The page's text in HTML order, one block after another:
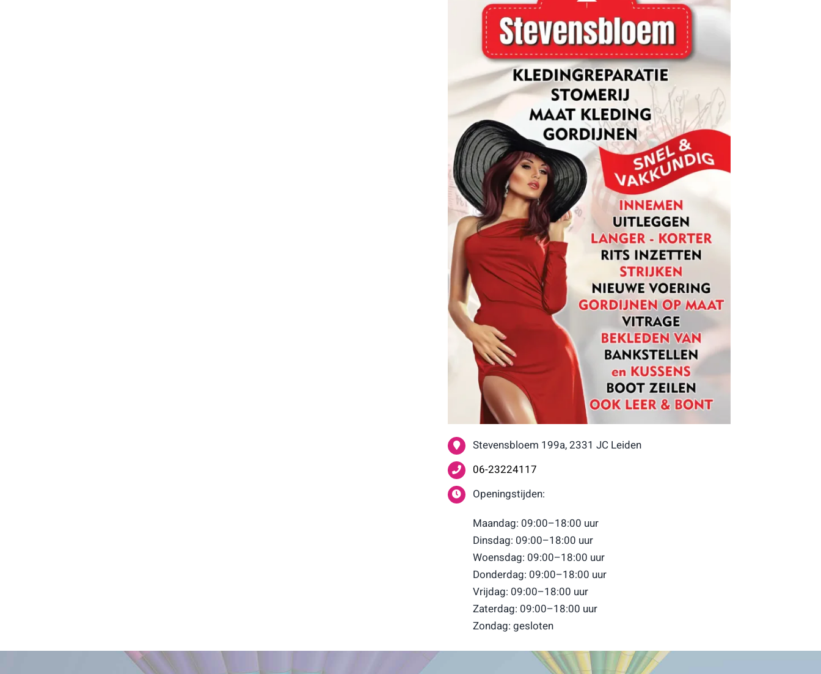
Stevensbloem 199a, 2331 JC Leiden
06-23224117
Openingstijden:
Maandag: 09:00–18:00 uur
Dinsdag: 09:00–18:00 uur
Woensdag: 09:00–18:00 uur
Donderdag: 09:00–18:00 uur
Vrijdag: 09:00–18:00 uur
Zaterdag: 09:00–18:00 uur
Zondag: gesloten